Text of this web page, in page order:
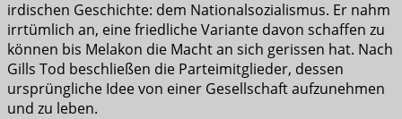
irdischen Geschichte: dem Nationalsozialismus. Er nahm
irrtümlich an, eine friedliche Variante davon schaffen zu
können bis Melakon die Macht an sich gerissen hat. Nach
Gills Tod beschließen die Parteimitglieder, dessen
ursprüngliche Idee von einer Gesellschaft aufzunehmen
und zu leben.